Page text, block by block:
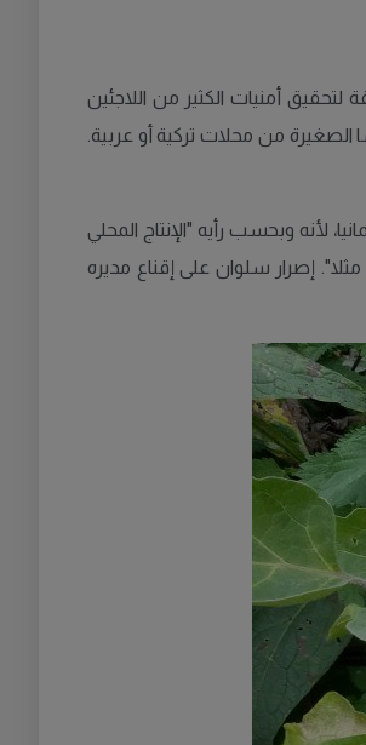
لتحقيق أمنيات الكثير من اللاجئين
الصغيرة من محلات تركية أو عربية.
لأنه وبحسب رأيه "الإنتاج المحلي
إصرار سلوان على إقناع مديره